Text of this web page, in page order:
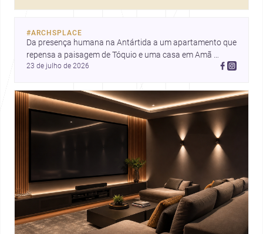
#ARCHSPLACE
Da presença humana na Antártida a um apartamento que
repensa a paisagem de Tóquio e uma casa em Amã
integrada ao terreno. Descubra mais inspirações, projetos
23 de julho de 2026